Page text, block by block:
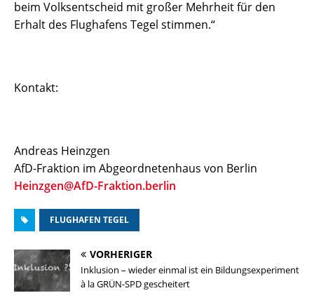
beim Volksentscheid mit großer Mehrheit für den
Erhalt des Flughafens Tegel stimmen.“
Kontakt:
Andreas Heinzgen
AfD-Fraktion im Abgeordnetenhaus von Berlin
Heinzgen@AfD-Fraktion.berlin
FLUGHAFEN TEGEL
VORHERIGER
Inklusion – wieder einmal ist ein Bildungsexperiment
à la GRÜN-SPD gescheitert